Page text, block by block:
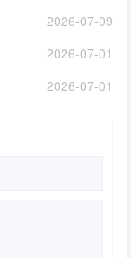
2026-07-09
2026-07-01
2026-07-01